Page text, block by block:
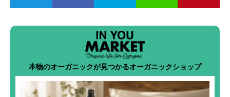
本物のオーガニックが見つかるオーガニックショップ